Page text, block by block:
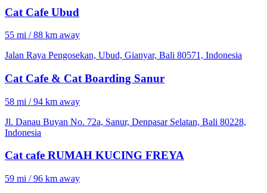
Cat Cafe Ubud
55 mi / 88 km away
Jalan Raya Pengosekan, Ubud, Gianyar, Bali 80571, Indonesia
Cat Cafe & Cat Boarding Sanur
58 mi / 94 km away
Jl. Danau Buyan No. 72a, Sanur, Denpasar Selatan, Bali 80228,
Indonesia
Cat cafe RUMAH KUCING FREYA
59 mi / 96 km away